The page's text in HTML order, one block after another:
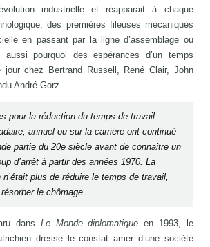
industrielle et réapparait à chaque
des premières fileuses mécaniques
en passant par la ligne d’assemblage ou
aussi pourquoi des espérances d’un temps
chez Bertrand Russell, René Clair, John
André Gorz.
pour la réduction du temps de travail
annuel ou sur la carrière ont continué
partie du 20e siècle avant de connaitre un
d’arrêt à partir des années 1970. La
n’était plus de réduire le temps de travail,
le chômage.
dans Le Monde diplomatique en 1993, le
dresse le constat amer d’une société